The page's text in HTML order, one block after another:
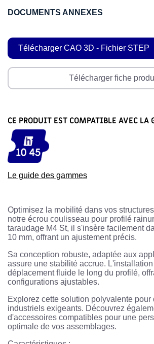
DOCUMENTS ANNEXES
Télécharger CAO 3D - Fichier STEP
Télécharger fiche
CE PRODUIT EST COMPATIBLE AVEC LA
Le guide des gammes
Optimisez la mobilité dans vos
notre écrou coulisseau pour profilé
taraudage M4 St, il s'insère facilement
10 mm, offrant un ajustement précis.
Sa conception robuste, adaptée aux
assure une stabilité accrue.
déplacement fluide le long du profilé,
configurations ajustables.
Explorez cette solution polyvalente pour
industriels exigeants. Découvrez
d'accessoires compatibles pour une
optimale de vos assemblages.